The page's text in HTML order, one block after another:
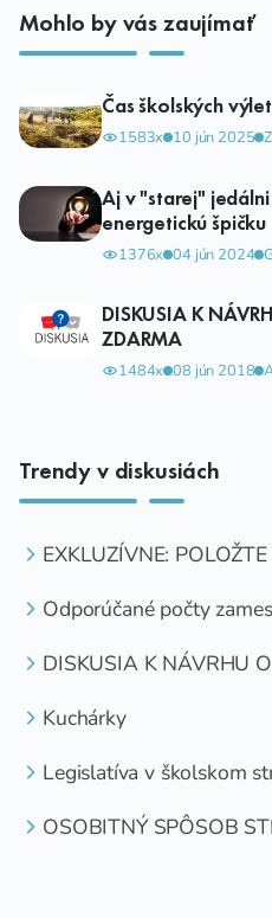
Mohlo by vás zaujímať
Čas školských
1583x 10 jún 2025
Aj v "starej"
energetickú špičku
1376x 04 jún 2024
DISKUSIA K
ZDARMA
1484x 08 jún 2018
Trendy v diskusiách
EXKLUZÍVNE:
Odporúčané počty
DISKUSIA K NÁVRHU
Kuchárky
Legislatíva v školskom
OSOBITNÝ SPÔSOB